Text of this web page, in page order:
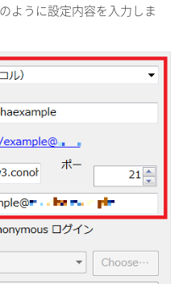
ように設定内容を入力しま